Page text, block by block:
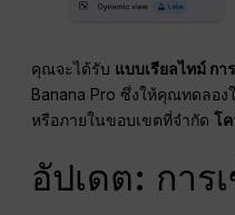
คุณจะได้รับ แบบเรียลไทม์ กา
Banana Pro ซึ่งให้คุณทดลอง
หรือภายในขอบเขตที่จำกัดโ
อัปเดต: การ